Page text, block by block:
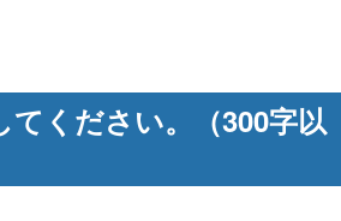
ください。（300字以